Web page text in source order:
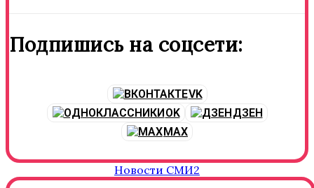
Подпишись на соцсети:
VK
OK
ДЗЕН
MAX
Новости СМИ2